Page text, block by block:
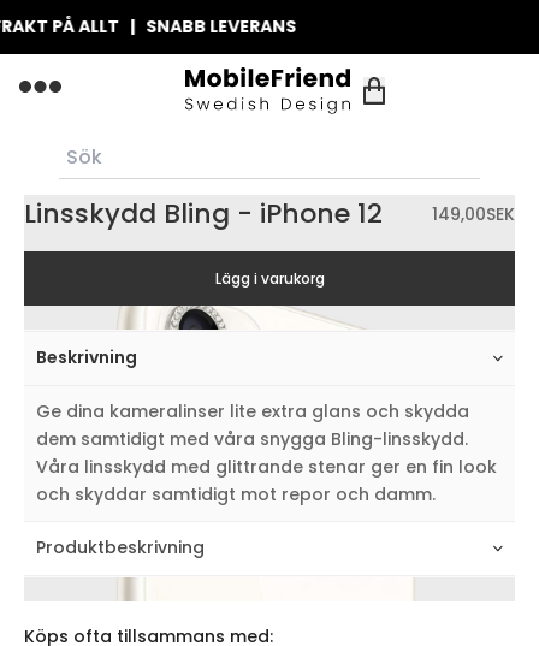
PÅ ALLT | SNABB LEVERANS
Linsskydd Bling - iPhone 12 149,00SEK
Lägg i varukorg
Beskrivning
Ge dina kameralinser lite extra glans och skydda
dem samtidigt med våra snygga Bling-linsskydd.
Våra linsskydd med glittrande stenar ger en fin look
och skyddar samtidigt mot repor och damm.
Produktbeskrivning
Köps ofta tillsammans med: